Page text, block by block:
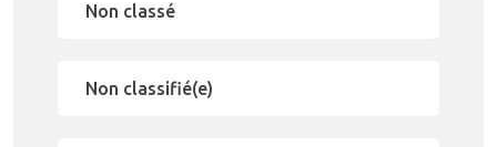
Non classé
Non classifié(e)